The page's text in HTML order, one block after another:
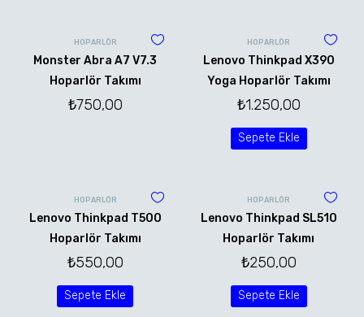
HOPARLÖR
Monster Abra A7 V7.3
Hoparlör Takımı
₺750,00
HOPARLÖR
Lenovo Thinkpad X390
Yoga Hoparlör Takımı
₺1.250,00
Sepete Ekle
HOPARLÖR
Lenovo Thinkpad T500
Hoparlör Takımı
₺550,00
Sepete Ekle
HOPARLÖR
Lenovo Thinkpad SL510
Hoparlör Takımı
₺250,00
Sepete Ekle